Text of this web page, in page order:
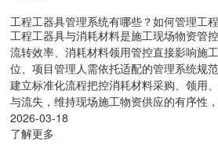
工程工器具管理系统有哪些？如何管理工
工程工器具与消耗材料是施工现场物资管
流转效率、消耗材料领用管控直接影响施
位、项目管理人需依托适配的管理系统规
建立标准化流程把控消耗材料采购、领用
与流失，维持现场施工物资供应的有序性
2026-03-18
了解更多